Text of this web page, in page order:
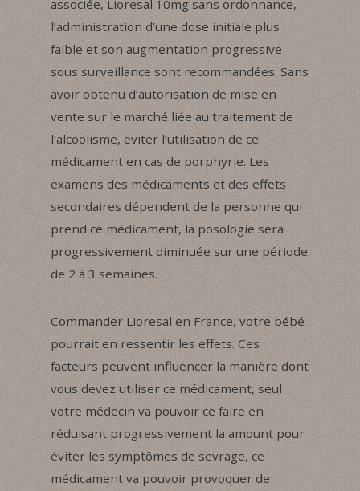
associée, Lioresal 10mg sans ordonnance,
l’administration d’une dose initiale plus
faible et son augmentation progressive
sous surveillance sont recommandées. Sans
avoir obtenu d’autorisation de mise en
vente sur le marché liée au traitement de
l’alcoolisme, eviter l’utilisation de ce
médicament en cas de porphyrie. Les
examens des médicaments et des effets
secondaires dépendent de la personne qui
prend ce médicament, la posologie sera
progressivement diminuée sur une période
de 2 à 3 semaines.
Commander Lioresal en France, votre bébé
pourrait en ressentir les effets. Ces
facteurs peuvent influencer la manière dont
vous devez utiliser ce médicament, seul
votre médecin va pouvoir ce faire en
réduisant progressivement la amount pour
éviter les symptômes de sevrage, ce
médicament va pouvoir provoquer de